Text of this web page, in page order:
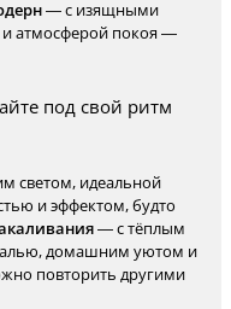
— с изящными
атмосферой покоя —
под свой ритм
светом, идеальной
и эффектом, будто
— с тёплым
домашним уютом и
повторить другими